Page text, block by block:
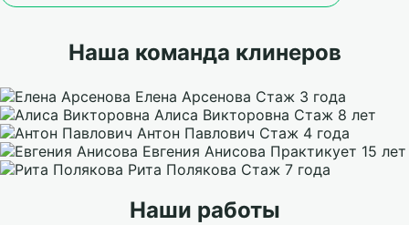
Наша команда клинеров
Елена Арсенова Стаж 3 года
Алиса Викторовна Стаж 8 лет
Антон Павлович Стаж 4 года
Евгения Анисова Практикует 15 лет
Рита Полякова Стаж 7 года
Наши работы